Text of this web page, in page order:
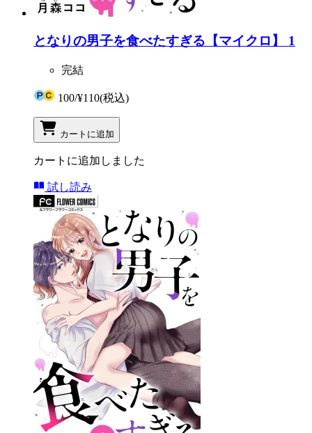
となりの男子を食べたすぎる【マイクロ】 1
完結
100/¥110(税込)
カートに追加
カートに追加しました
試し読み